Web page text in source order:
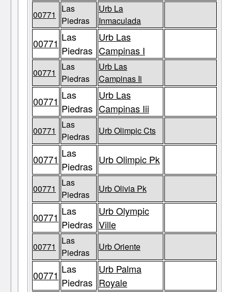
00771
Las
Piedras
Urb La
Inmaculada
00771 Las
Piedras
Urb Las
Campinas I
00771
Las
Piedras
Urb Las
Campinas Ii
00771 Las
Piedras
Urb Las
Campinas Iii
00771
Las
Piedras
Urb Olimpic Cts
00771 Las
Piedras
Urb Olimpic Pk
00771
Las
Piedras
Urb Olivia Pk
00771 Las
Piedras
Urb Olympic
Ville
00771
Las
Piedras
Urb Oriente
00771 Las
Piedras
Urb Palma
Royale